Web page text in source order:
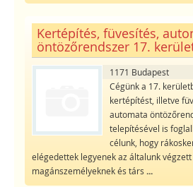
Kertépítés, füvesítés,
öntözőrendszer 17.
1171 Budapest
Cégünk a 17.
kertépítést, illetve
automata
telepítésével is
célunk, hogy
elégedettek legyenek az általunk végzett
magánszemélyeknek és társ ...